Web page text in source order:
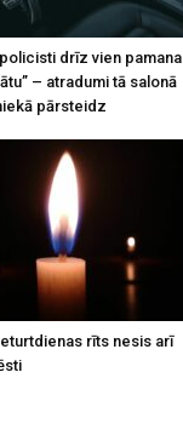
drīz vien pamana
– atradumi tā salonā
pārsteidz
rīts nesis arī